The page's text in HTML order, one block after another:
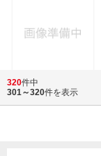
320件中
301～320件を表示